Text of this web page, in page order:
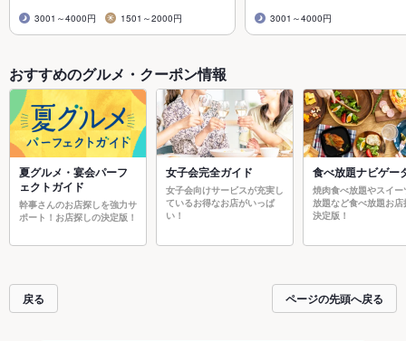
3001～4000円 1501～2000円 3001～4000円
おすすめのグルメ・クーポン情報
夏グルメ・宴会パーフ
ェクトガイド
幹事さんのお店探しを強力サ
ポート！お店探しの決定版！
女子会完全ガイド
女子会向けサービスが充実し
ているお得なお店がいっぱ
い！
食べ放題ナビゲー
焼肉食べ放題やスイー
放題など食べ放題お店
決定版！
戻る ページの先頭へ戻る